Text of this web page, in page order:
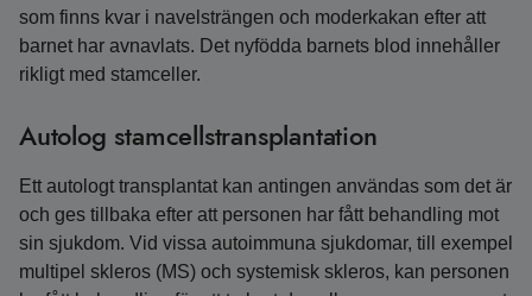
som finns kvar i navelsträngen och moderkakan efter att
barnet har avnavlats. Det nyfödda barnets blod innehåller
rikligt med stamceller.
Autolog stamcellstransplantation
Ett autologt transplantat kan antingen användas som det är
och ges tillbaka efter att personen har fått behandling mot
sin sjukdom. Vid vissa autoimmuna sjukdomar, till exempel
multipel skleros (MS) och systemisk skleros, kan personen